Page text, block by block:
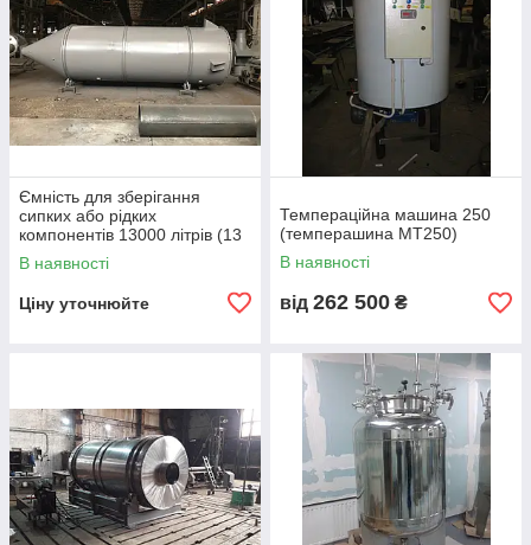
Мішалка або перемішувальний пристрій
Ви можете замовити Ємність із завагою
(перемішувальним пристроєм) різних типів:
Ємність для зберігання
сипких або рідких
компонентів 13000 літрів (13
куб. м.)
В наявності
Ціну уточнюйте
Темпераційна машина 250
(темперашина МТ250)
В наявності
від 262 500 ₴